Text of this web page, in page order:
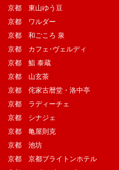
京都 東山ゆう豆
京都 ワルダー
京都 和ごころ 泉
京都 カフェ･ヴェルディ
京都 鮨 泰蔵
京都 山玄茶
京都 侘家古暦堂・洛中亭
京都 ラディーチェ
京都 シナジェ
京都 亀屋則克
京都 池坊
京都 京都ブライトンホテル